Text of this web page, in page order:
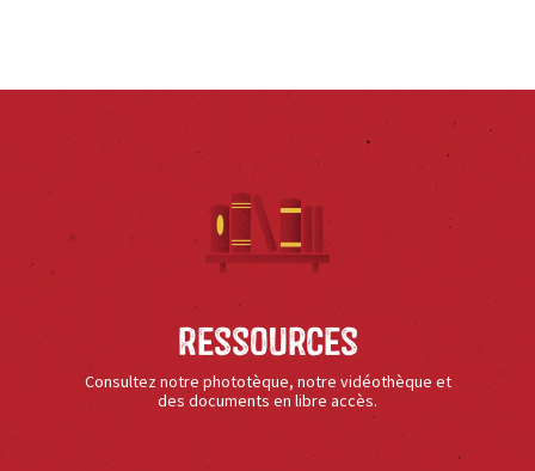
Ressources
Consultez notre phototèque, notre vidéothèque et
des documents en libre accès.